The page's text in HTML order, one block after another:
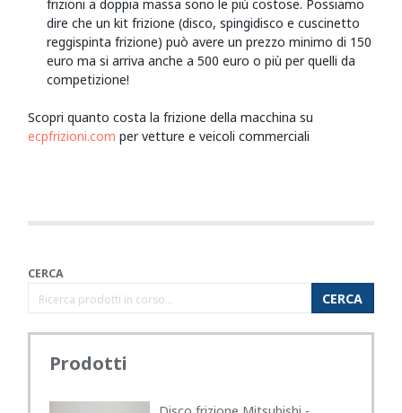
frizioni a doppia massa sono le più costose. Possiamo
dire che un kit frizione (disco, spingidisco e cuscinetto
reggispinta frizione) può avere un prezzo minimo di 150
euro ma si arriva anche a 500 euro o più per quelli da
competizione!
Scopri quanto costa la frizione della macchina su
ecpfrizioni.com per vetture e veicoli commerciali
CERCA
CERCA
Prodotti